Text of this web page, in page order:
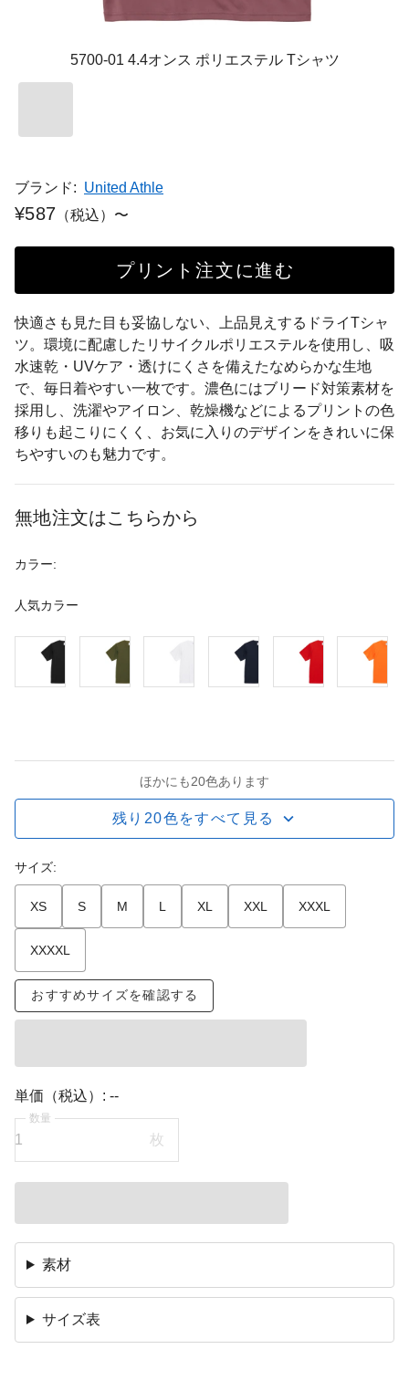
5700-01 4.4オンス ポリエステル Tシャツ
ブランド: United Athle
¥587 （税込）〜
プリント注文に進む
快適さも見た目も妥協しない、上品見えするドライTシャ
ツ。環境に配慮したリサイクルポリエステルを使用し、吸
水速乾・UVケア・透けにくさを備えたなめらかな生地
で、毎日着やすい一枚です。濃色にはブリード対策素材を
採用し、洗濯やアイロン、乾燥機などによるプリントの色
移りも起こりにくく、お気に入りのデザインをきれいに保
ちやすいのも魅力です。
無地注文はこちらから
カラー:
人気カラー
ほかにも20色あります
残り20色をすべて見る
サイズ:
XS S M L XL XXL XXXL
XXXXL
おすすめサイズを確認する
単価（税込）: --
枚
数量
素材
サイズ表